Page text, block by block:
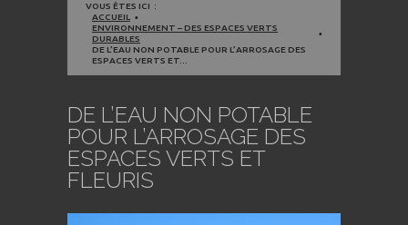
VOUS ÊTES ICI :
ACCUEIL
ENVIRONNEMENT – DES ESPACES VERTS
DURABLES
DE L’EAU NON POTABLE POUR L’ARROSAGE DES
ESPACES VERTS ET...
DE L’EAU NON POTABLE
POUR L’ARROSAGE DES
ESPACES VERTS ET
FLEURIS